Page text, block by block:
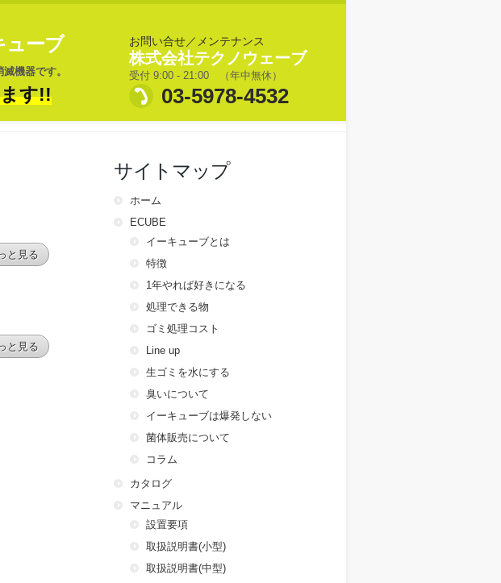
ューブ
機器です。
す!!
お問い合せ／メンテナンス
株式会社テクノウェーブ
受付 9:00 - 21:00 （年中無休）
03-5978-4532
と見る
と見る
サイトマップ
ホーム
ECUBE
イーキューブとは
特徴
1年やれば好きになる
処理できる物
ゴミ処理コスト
Line up
生ゴミを水にする
臭いについて
イーキューブは爆発しない
菌体販売について
コラム
カタログ
マニュアル
設置要項
取扱説明書(小型)
取扱説明書(中型)